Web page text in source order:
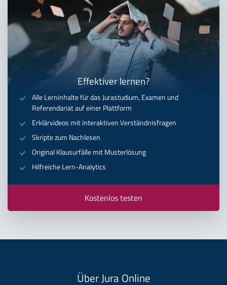
Effektiver lernen?
Alle Lerninhalte für das Jurastudium, Examen und
Referendariat auf einer Plattform
Erklärvideos mit interaktiven Verständnisfragen
Skripte zum Nachlesen
Original Klausurfälle mit Musterlösung
Hilfreiche Lern-Analytics
Kostenlos testen
Über Jura Online